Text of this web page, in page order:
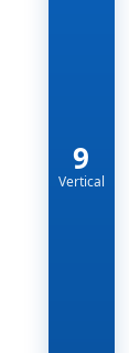
9
Vertical